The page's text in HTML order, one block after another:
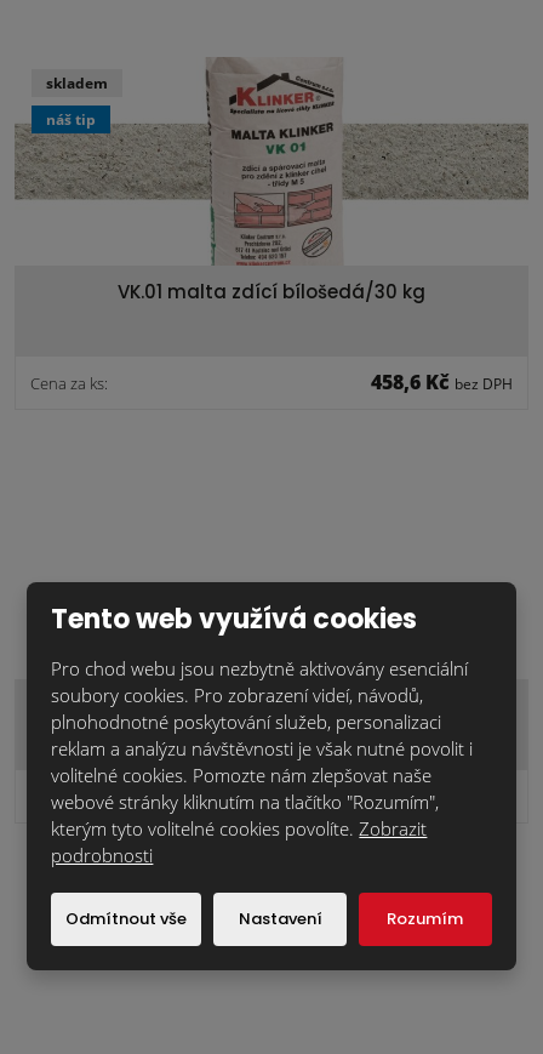
VK.01 malta zdící bílošedá/30 kg
Cena za ks: 458,6 Kč bez DPH
skladem
náš tip
VK.01 malta zdící černá/30 kg
Cena za ks: 502,3 Kč
Tento web využívá cookies
Pro chod webu jsou nezbytně aktivovány esenciální
soubory cookies. Pro zobrazení videí, návodů,
plnohodnotné poskytování služeb, personalizaci
reklam a analýzu návštěvnosti je však nutné povolit i
volitelné cookies. Pomozte nám zlepšovat naše
webové stránky kliknutím na tlačítko "Rozumím",
kterým tyto volitelné cookies povolíte. Zobrazit
podrobnosti
Odmítnout vše Nastavení Rozumím